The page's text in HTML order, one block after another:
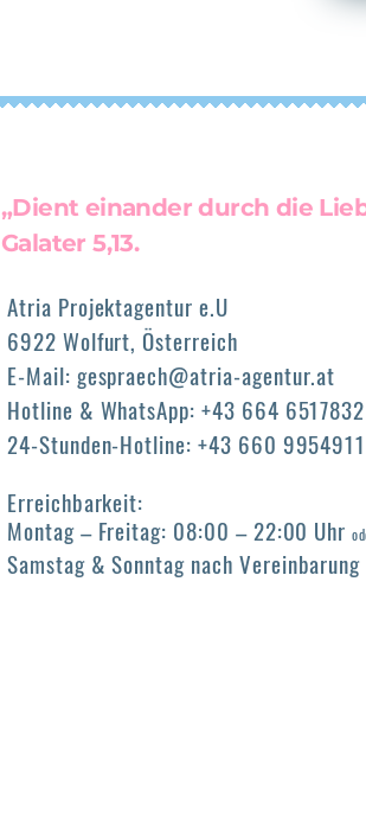
„Dient einander durch die
Galater 5,13.
Atria Projektagentur e.U
6922 Wolfurt, Österreich
E-Mail: gespraech@atria-agentur.at
Hotline & WhatsApp: +43 664 6517832
24-Stunden-Hotline: +43 660 9954911
Erreichbarkeit:
Montag – Freitag: 08:00 – 22:00 Uhr
Samstag & Sonntag nach Vereinbarung